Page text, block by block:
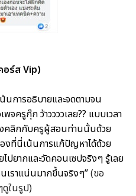
ร์ส Vip)
นการอธิบายและจดตามจน
พจครูกุ๊ก ว้าววววเลย?? แบบเวลา
งคลิกกับครูผู้สอนท่านนั้นด้วย
งที่นี่เน้นการแก้ปัญหาได้ด้วย
ปยากและวัดคอนเซปจริงๆ รู้เลย
เราแน่นมากขึ้นจริงๆ”(ขอ
ในรูป)